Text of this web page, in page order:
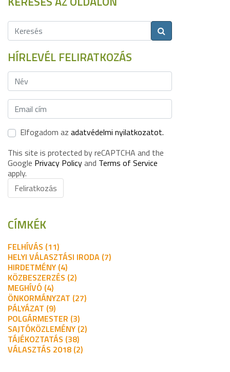
HÍRLEVÉL FELIRATKOZÁS
Elfogadom az adatvédelmi nyilatkozatot.
This site is protected by reCAPTCHA and the
Google Privacy Policyand Terms of Service
apply.
Feliratkozás
CÍMKÉK
FELHÍVÁS (11)
HELYI VÁLASZTÁSI IRODA (7)
HIRDETMÉNY (4)
KÖZBESZERZÉS (2)
MEGHÍVÓ (4)
ÖNKORMÁNYZAT (27)
PÁLYÁZAT (9)
POLGÁRMESTER (3)
SAJTÓKÖZLEMÉNY (2)
TÁJÉKOZTATÁS (38)
VÁLASZTÁS 2018 (2)